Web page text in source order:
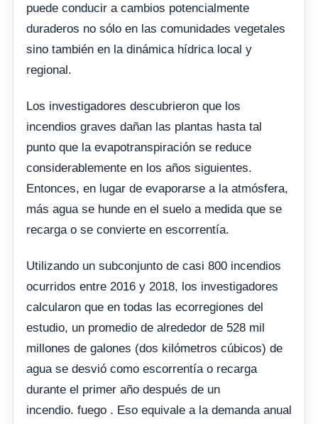
puede conducir a cambios potencialmente
duraderos no sólo en las comunidades vegetales
sino también en la dinámica hídrica local y
regional.
Los investigadores descubrieron que los
incendios graves dañan las plantas hasta tal
punto que la evapotranspiración se reduce
considerablemente en los años siguientes.
Entonces, en lugar de evaporarse a la atmósfera,
más agua se hunde en el suelo a medida que se
recarga o se convierte en escorrentía.
Utilizando un subconjunto de casi 800 incendios
ocurridos entre 2016 y 2018, los investigadores
calcularon que en todas las ecorregiones del
estudio, un promedio de alrededor de 528 mil
millones de galones (dos kilómetros cúbicos) de
agua se desvió como escorrentía o recarga
durante el primer año después de un
incendio. fuego . Eso equivale a la demanda anual